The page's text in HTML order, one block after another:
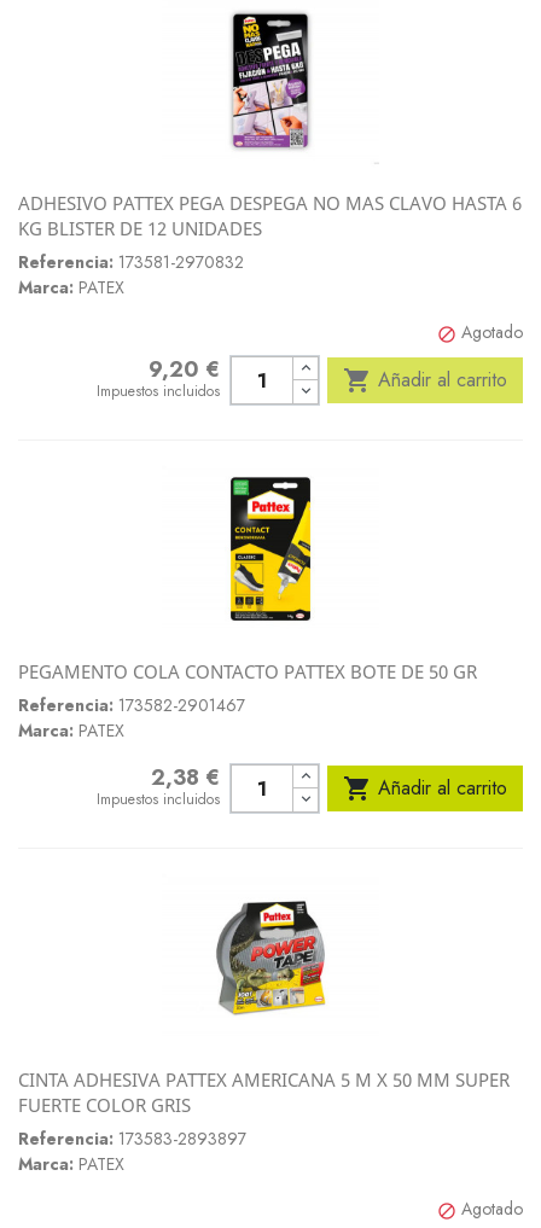
ADHESIVO PATTEX PEGA DESPEGA NO MAS CLAVO HASTA 6
KG BLISTER DE 12 UNIDADES
Referencia: 173581-2970832
Marca: PATEX
 Agotado
9,20 €
Impuestos incluidos  Añadir al carrito
PEGAMENTO COLA CONTACTO PATTEX BOTE DE 50 GR
Referencia: 173582-2901467
Marca: PATEX
2,38 €
Impuestos incluidos  Añadir al carrito
CINTA ADHESIVA PATTEX AMERICANA 5 M X 50 MM SUPER
FUERTE COLOR GRIS
Referencia: 173583-2893897
Marca: PATEX
 Agotado